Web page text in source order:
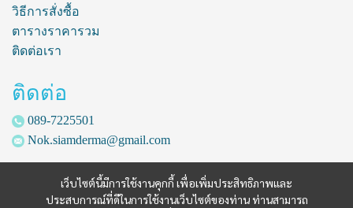
เว็บไซต์นี้มีการใช้งานคุกกี้ เพื่อเพิ่มประสิทธิภาพและ
ประสบการณ์ที่ดีในการใช้งานเว็บไซต์ของท่าน ท่านสามารถ
วิธีการสั่งซื้อ
ตารางราคารวม
ติดต่อเรา
ติดต่อ
089-7225501
Nok.siamderma@gmail.com